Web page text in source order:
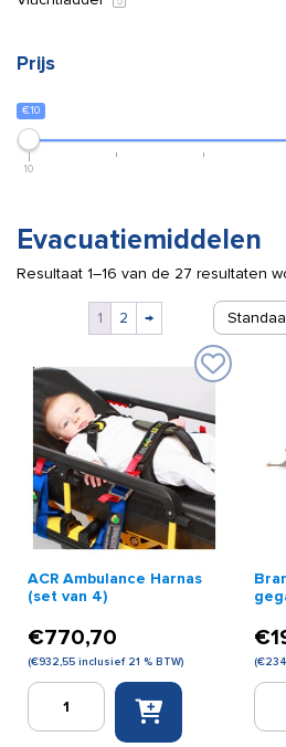
Prijs
€10
10
Evacuatiemiddelen
Resultaat 1–16 van de 27 resultaten
1 2 →
ACR Ambulance Harnas
(set van 4)
€770,70
(€932,55 inclusief 21 % BTW)
ACR
Ambulance
€
(€